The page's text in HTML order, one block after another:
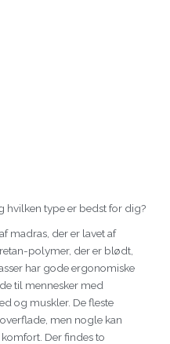
hvilken type er bedst for dig?
madras, der er lavet af
polymer, der er blødt,
har gode ergonomiske
til mennesker med
og muskler. De fleste
men nogle kan
Der findes to